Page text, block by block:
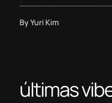
ByYuri Kim
últimas